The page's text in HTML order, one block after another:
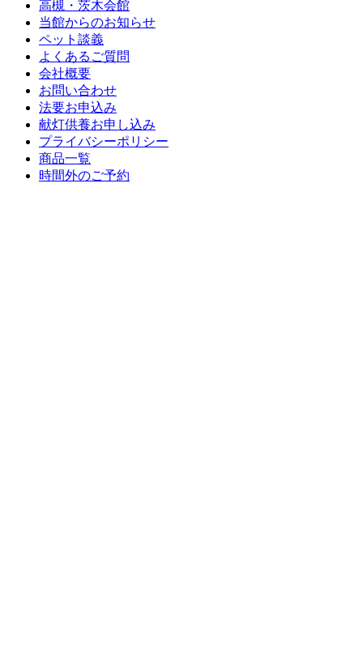
高槻・茨木会館
当館からのお知らせ
ペット談義
よくあるご質問
会社概要
お問い合わせ
法要お申込み
献灯供養お申し込み
プライバシーポリシー
商品一覧
時間外のご予約